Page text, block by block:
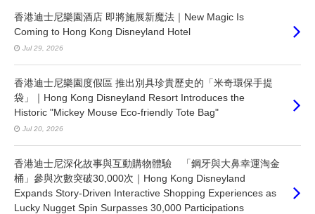
香港迪士尼樂園酒店 即將施展新魔法｜New Magic Is
Coming to Hong Kong Disneyland Hotel
Jul 29, 2026
香港迪士尼樂園度假區 推出別具珍貴歷史的「米奇環保手提
袋」｜Hong Kong Disneyland Resort Introduces the
Historic "Mickey Mouse Eco-friendly Tote Bag"
Jul 20, 2026
香港迪士尼深化故事與互動購物體驗 「鋼牙與大鼻幸運淘金
桶」參與次數突破30,000次｜Hong Kong Disneyland
Expands Story-Driven Interactive Shopping Experiences as
Lucky Nugget Spin Surpasses 30,000 Participations